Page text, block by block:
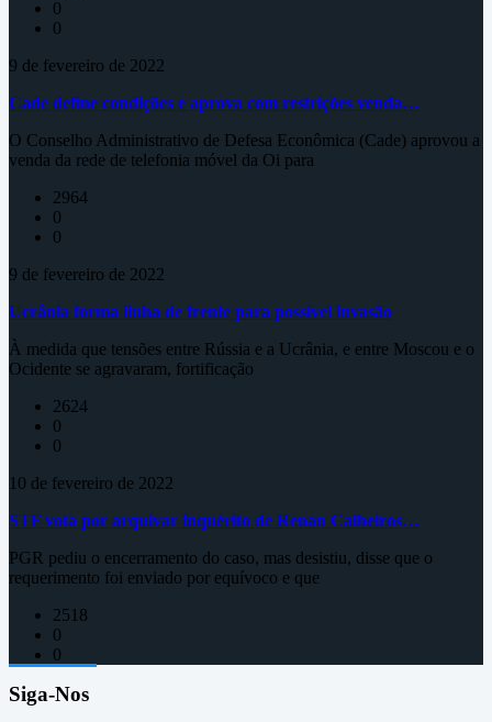
0
0
9 de fevereiro de 2022
Cade define condições e aprova com restrições venda…
O Conselho Administrativo de Defesa Econômica (Cade) aprovou a
venda da rede de telefonia móvel da Oi para
2964
0
0
9 de fevereiro de 2022
Ucrânia forma linha de frente para possível invasão
À medida que tensões entre Rússia e a Ucrânia, e entre Moscou e o
Ocidente se agravaram, fortificação
2624
0
0
10 de fevereiro de 2022
STF vota por arquivar inquérito de Renan Calheiros…
PGR pediu o encerramento do caso, mas desistiu, disse que o
requerimento foi enviado por equívoco e que
2518
0
0
Siga-Nos